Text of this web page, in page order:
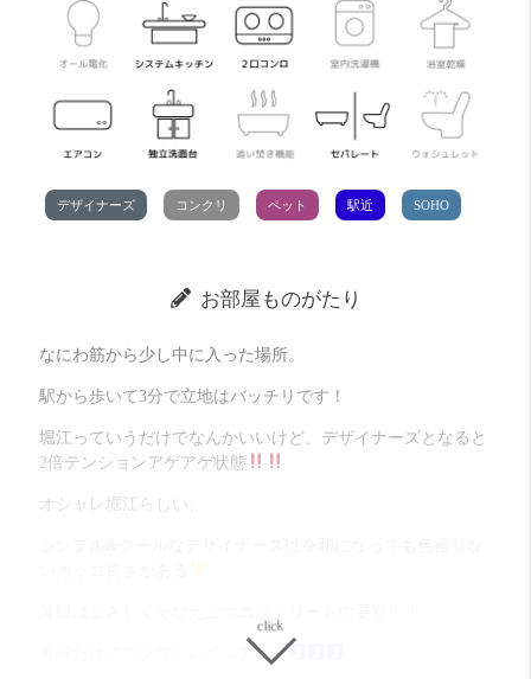
デザイナーズ コンクリ ペット 駅近 SOHO
お部屋ものがたり
なにわ筋から少し中に入った場所。
駅から歩いて3分で立地はバッチリです！
堀江っていうだけでなんかいいけど、デザイナーズとなると
2倍テンションアゲアゲ状態
オシャレ堀江らしい、
外観だけでワクワクレベルアップ